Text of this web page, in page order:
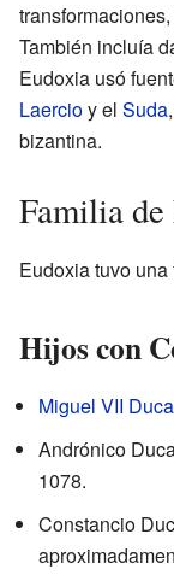
También incluía
Eudoxia usó
Laercioy el Suda
bizantina.
Familia
Eudoxia tuvo
Hijos con
Miguel VII
Andrónico
1078.
Constancio